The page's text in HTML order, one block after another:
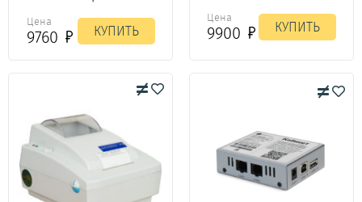
Цена
9760 КУПИТЬ
Цена
9900 КУПИТЬ